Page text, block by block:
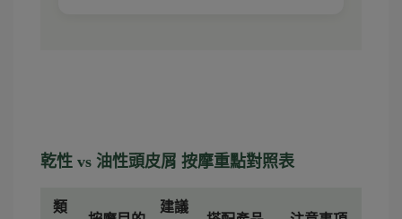
乾性 vs 油性頭皮屑 按摩重點對照表
類
建議